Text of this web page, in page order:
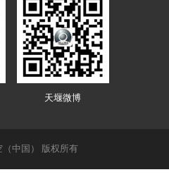
天堰微博
中国） 版权所有